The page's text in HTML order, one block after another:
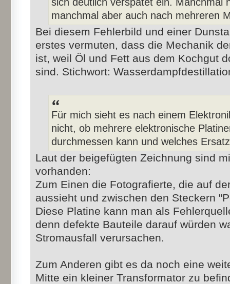
manchmal aber auch nach mehreren
Bei diesem Fehlerbild und einer
erstes vermuten, dass die Mechanik
ist, weil Öl und Fett aus dem Kochgut
sind. Stichwort:
Für mich sieht es nach einem
nicht, ob mehrere elektronische
durchmessen kann und welches
Laut der beigefügten Zeichnung sind
vorhanden:
Zum Einen die Fotografierte, die auf
aussieht und zwischen den Steckern
Diese Platine kann man als
denn defekte Bauteile darauf würden
Stromausfall verursachen.
Zum Anderen gibt es da noch eine
Mitte ein kleiner Transformator zu